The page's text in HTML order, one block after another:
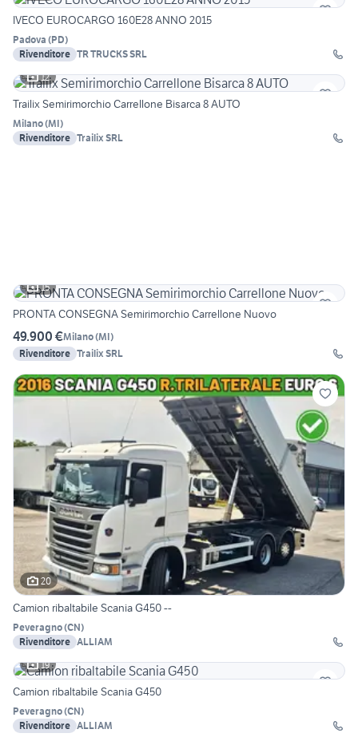
IVECO EUROCARGO 160E28 ANNO 2015
Padova (PD)
Rivenditore TR TRUCKS SRL
12
Trailix Semirimorchio Carrellone Bisarca 8 AUTO
Milano(MI)
Rivenditore Trailix SRL
15
PRONTA CONSEGNA Semirimorchio Carrellone Nuovo
49.900 €Milano(MI)
Rivenditore Trailix SRL
20
Camion ribaltabile Scania G450 --
Peveragno(CN)
Rivenditore ALLIAM
19
Camion ribaltabile Scania G450
Peveragno(CN)
Rivenditore ALLIAM